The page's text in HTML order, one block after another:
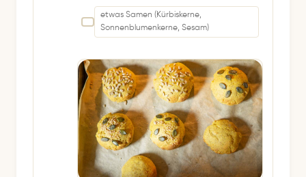
etwas Samen (Kürbiskerne,
Sonnenblumenkerne, Sesam)